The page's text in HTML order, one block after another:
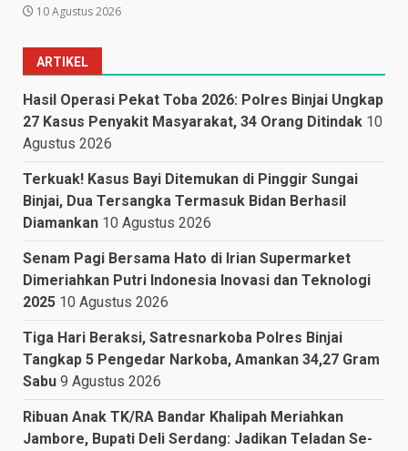
10 Agustus 2026
ARTIKEL
Hasil Operasi Pekat Toba 2026: Polres Binjai Ungkap
27 Kasus Penyakit Masyarakat, 34 Orang Ditindak 10
Agustus 2026
Terkuak! Kasus Bayi Ditemukan di Pinggir Sungai
Binjai, Dua Tersangka Termasuk Bidan Berhasil
Diamankan 10 Agustus 2026
Senam Pagi Bersama Hato di Irian Supermarket
Dimeriahkan Putri Indonesia Inovasi dan Teknologi
2025 10 Agustus 2026
Tiga Hari Beraksi, Satresnarkoba Polres Binjai
Tangkap 5 Pengedar Narkoba, Amankan 34,27 Gram
Sabu 9 Agustus 2026
Ribuan Anak TK/RA Bandar Khalipah Meriahkan
Jambore, Bupati Deli Serdang: Jadikan Teladan Se-